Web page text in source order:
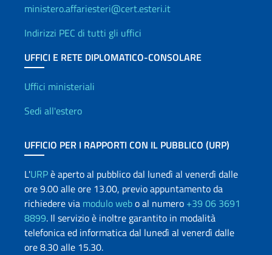
ministero.affariesteri@cert.esteri.it
Indirizzi PEC di tutti gli uffici
UFFICI E RETE DIPLOMATICO-CONSOLARE
Uffici e Rete diplomatica
Uffici ministeriali
Sedi all'estero
UFFICIO PER I RAPPORTI CON IL PUBBLICO (URP)
L'URPè aperto al pubblico dal lunedì al venerdì dalle
ore 9.00 alle ore 13.00, previo appuntamento da
richiedere via modulo webo al numero +39 06 3691
8899. Il servizio è inoltre garantito in modalità
telefonica ed informatica dal lunedì al venerdì dalle
ore 8.30 alle 15.30.